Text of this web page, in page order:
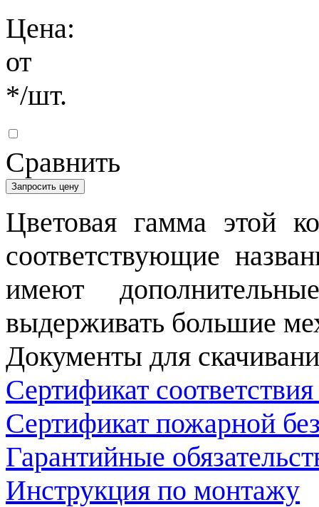
Цена:
от
*/шт.
Сравнить
Запросить цену
Цветовая гамма этой
соответствующие
имеют
выдерживать большие
Документы для
Сертификат
Сертификат пожарной
Гарантийные
Инструкция по монтажу